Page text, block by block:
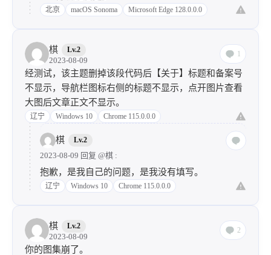
北京 macOS Sonoma Microsoft Edge 128.0.0.0
棋 Lv.2
2023-08-09
1
经测试，该主题删掉该段代码后【关于】标题和备案号
不显示，导航栏图标右侧的标题不显示，点开图片查看
大图后文章正文不显示。
辽宁 Windows 10 Chrome 115.0.0.0
棋 Lv.2
2023-08-09 回复 @棋 :
抱歉，是我自己的问题，是我没有填写。
辽宁 Windows 10 Chrome 115.0.0.0
棋 Lv.2
2023-08-09
2
你的图集崩了。